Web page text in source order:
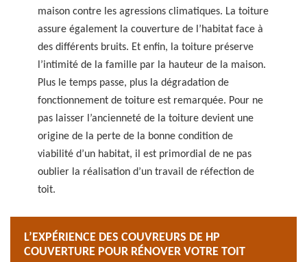
maison contre les agressions climatiques. La toiture
assure également la couverture de l’habitat face à
des différents bruits. Et enfin, la toiture préserve
l’intimité de la famille par la hauteur de la maison.
Plus le temps passe, plus la dégradation de
fonctionnement de toiture est remarquée. Pour ne
pas laisser l’ancienneté de la toiture devient une
origine de la perte de la bonne condition de
viabilité d’un habitat, il est primordial de ne pas
oublier la réalisation d’un travail de réfection de
toit.
L’EXPÉRIENCE DES COUVREURS DE HP
COUVERTURE POUR RÉNOVER VOTRE TOIT